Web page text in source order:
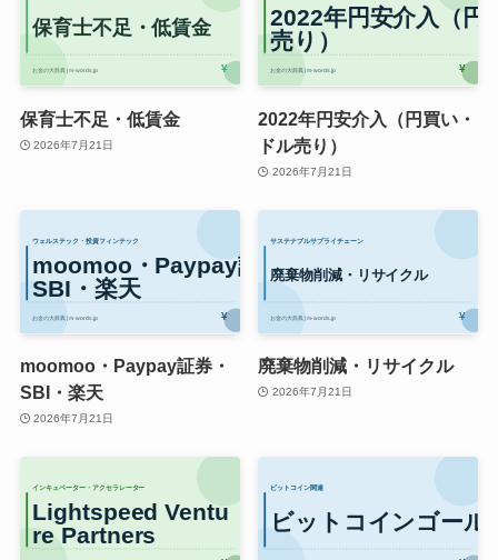
保育士不足・低賃金
2026年7月21日
2022年円安介入（円買い・
ドル売り）
2026年7月21日
moomoo・Paypay証券・
SBI・楽天
2026年7月21日
廃棄物削減・リサイクル
2026年7月21日